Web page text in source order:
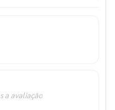
a avaliação